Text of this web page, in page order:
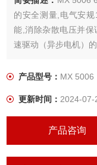
的安全测量,电气安
能,消除杂散电压并
速驱动（异步电机）的
产品型号： MX 5006
更新时间：2024-07-
产品咨询